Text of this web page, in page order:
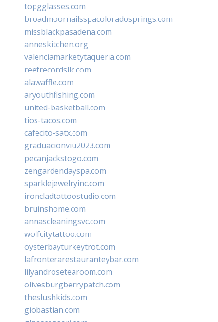
topgglasses.com
broadmoornailsspacoloradosprings.com
missblackpasadena.com
anneskitchen.org
valenciamarketytaqueria.com
reefrecordsllc.com
alawaffle.com
aryouthfishing.com
united-basketball.com
tios-tacos.com
cafecito-satx.com
graduacionviu2023.com
pecanjackstogo.com
zengardendayspa.com
sparklejewelryinc.com
ironcladtattoostudio.com
bruinshome.com
annascleaningsvc.com
wolfcitytattoo.com
oysterbayturkeytrot.com
lafronterarestauranteybar.com
lilyandrosetearoom.com
olivesburgberrypatch.com
theslushkids.com
giobastian.com